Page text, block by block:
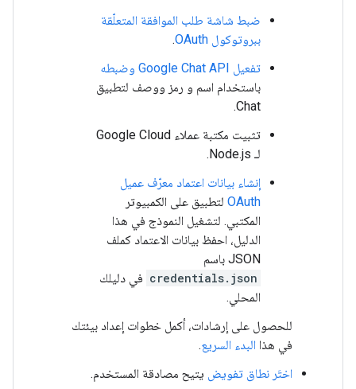
ضبط شاشة طلب الموافقة المتعلّقة
ببروتوكول OAuth
.
تفعيل Google Chat API وضبطه
باستخدام اسم و رمز ووصف لتطبيق
Chat.
تثبيت مكتبة عملاء Google Cloud
لـ Node.js
.
إنشاء بيانات اعتماد معرّف عميل
OAuth لتطبيق على الكمبيوتر
المكتبي. لتشغيل النموذج في هذا
الدليل، احفظ بيانات الاعتماد كملف
JSON باسم
credentials.json في دليلك
المحلي.
للحصول على إرشادات، أكمل خطوات إعداد بيئتك
في هذا البدء السريع.
اختَر نطاق تفويض يتيح مصادقة المستخدم.